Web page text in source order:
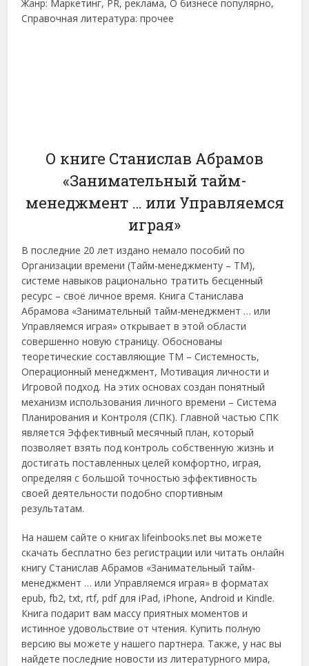
Жанр: Маркетинг, PR, реклама, О бизнесе популярно,
Справочная литература: прочее
О книге Станислав Абрамов
«Занимательный тайм-
менеджмент … или Управляемся
играя»
В последние 20 лет издано немало пособий по
Организации времени (Тайм-менеджменту – ТМ),
системе навыков рационально тратить бесценный
ресурс – своё личное время. Книга Станислава
Абрамова «Занимательный тайм-менеджмент … или
Управляемся играя» открывает в этой области
совершенно новую страницу. Обоснованы
теоретические составляющие ТМ – Системность,
Операционный менеджмент, Мотивация личности и
Игровой подход. На этих основах создан понятный
механизм использования личного времени – Система
Планирования и Контроля (СПК). Главной частью СПК
является Эффективный месячный план, который
позволяет взять под контроль собственную жизнь и
достигать поставленных целей комфортно, играя,
определяя с большой точностью эффективность
своей деятельности подобно спортивным
результатам.
На нашем сайте о книгах lifeinbooks.net вы можете
скачать бесплатно без регистрации или читать онлайн
книгу Станислав Абрамов «Занимательный тайм-
менеджмент … или Управляемся играя» в форматах
epub, fb2, txt, rtf, pdf для iPad, iPhone, Android и Kindle.
Книга подарит вам массу приятных моментов и
истинное удовольствие от чтения. Купить полную
версию вы можете у нашего партнера. Также, у нас вы
найдете последние новости из литературного мира,